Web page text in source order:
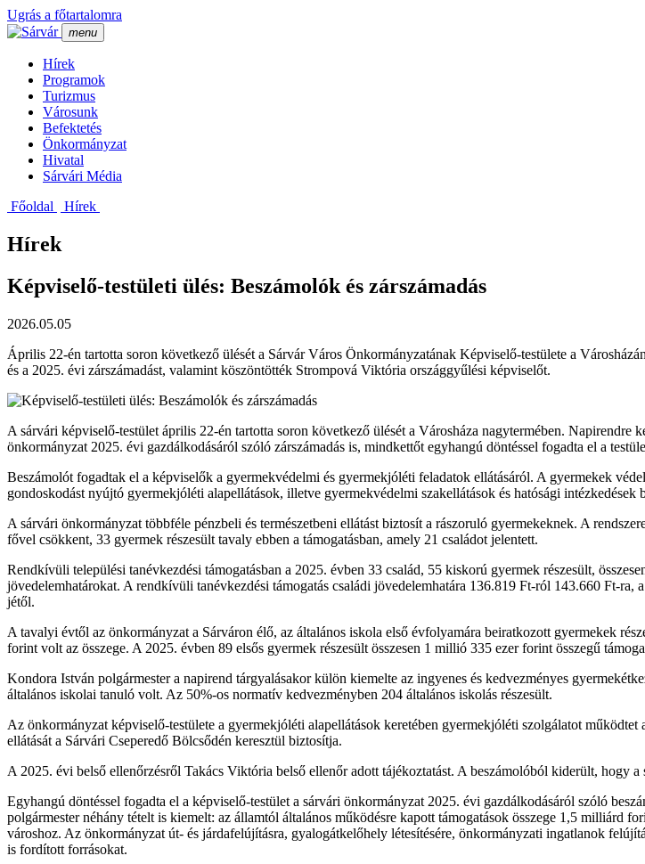
Ugrás a főtartalomra
menu
Hí­rek
Programok
Turizmus
Városunk
Befektetés
Önkormányzat
Hivatal
Sárvári Média
Főoldal
Hí­rek
Hírek
Képviselő-testületi ülés: Beszámolók és zárszámadás
2026.05.05
Április 22-én tartotta soron következő ülését a Sárvár Város Önkormányzatának Képviselő-testülete a
és a 2025. évi zárszámadást, valamint köszöntötték Strompová Viktória országgyűlési képviselőt.
A sárvári képviselő-testület április 22-én tartotta soron következő ülését a Városháza nagytermében.
önkormányzat 2025. évi gazdálkodásáról szóló zárszámadás is, mindkettőt egyhangú döntéssel fogadta el a
Beszámolót fogadtak el a képviselők a gyermekvédelmi és gyermekjóléti feladatok ellátásáról. A gyermekek
gondoskodást nyújtó gyermekjóléti alapellátások, illetve gyermekvédelmi szakellátások és hatósági intézkedések
A sárvári önkormányzat többféle pénzbeli és természetbeni ellátást biztosít a rászoruló gyermekeknek. A
fővel csökkent, 33 gyermek részesült tavaly ebben a támogatásban, amely 21 családot jelentett.
Rendkívüli települési tanévkezdési támogatásban a 2025. évben 33 család, 55 kiskorú gyermek részesült,
jövedelemhatárokat. A rendkívüli tanévkezdési támogatás családi jövedelemhatára 136.819 Ft-ról 143.660 Ft-
jétől.
A tavalyi évtől az önkormányzat a Sárváron élő, az általános iskola első évfolyamára beiratkozott gyermekek
forint volt az összege. A 2025. évben 89 elsős gyermek részesült összesen 1 millió 335 ezer forint összegű
Kondora István polgármester a napirend tárgyalásakor külön kiemelte az ingyenes és kedvezményes
általános iskolai tanuló volt. Az 50%-os normatív kedvezményben 204 általános iskolás részesült.
Az önkormányzat képviselő-testülete a gyermekjóléti alapellátások keretében gyermekjóléti szolgálatot
ellátását a Sárvári Cseperedő Bölcsődén keresztül biztosítja.
A 2025. évi belső ellenőrzésről Takács Viktória belső ellenőr adott tájékoztatást. A beszámolóból kiderült, hogy
Egyhangú döntéssel fogadta el a képviselő-testület a sárvári önkormányzat 2025. évi gazdálkodásáról szóló
polgármester néhány tételt is kiemelt: az államtól általános működésre kapott támogatások összege 1,5
városhoz. Az önkormányzat út- és járdafelújításra, gyalogátkelőhely létesítésére, önkormányzati ingatlanok
is fordított forrásokat.